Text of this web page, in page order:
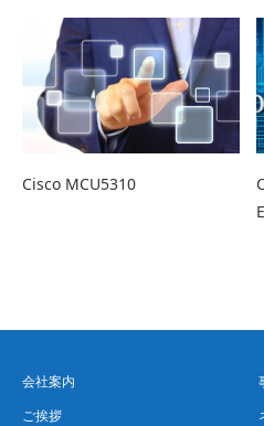
Cisco MCU5310
会社案内
ご挨拶